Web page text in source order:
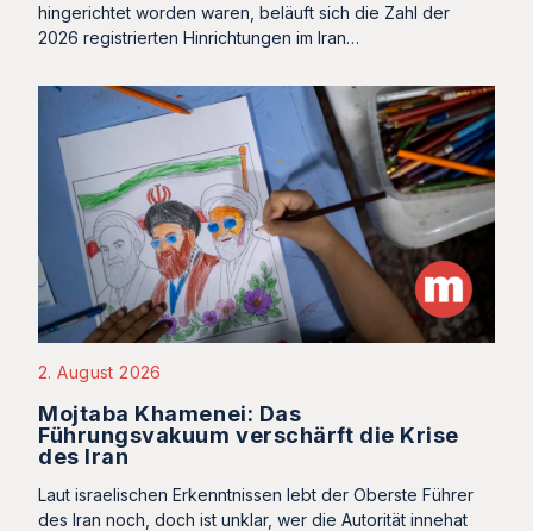
hingerichtet worden waren, beläuft sich die Zahl der
2026 registrierten Hinrichtungen im Iran…
2. August 2026
Mojtaba Khamenei: Das
Führungsvakuum verschärft die Krise
des Iran
Laut israelischen Erkenntnissen lebt der Oberste Führer
des Iran noch, doch ist unklar, wer die Autorität innehat